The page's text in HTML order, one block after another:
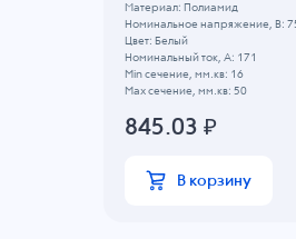
Материал: Полиамид
Номинальное напряжение, B:
Цвет: Белый
Номинальный ток, А: 171
Min сечение, мм.кв: 16
Max сечение, мм.кв: 50
845.03 ₽
В корзину